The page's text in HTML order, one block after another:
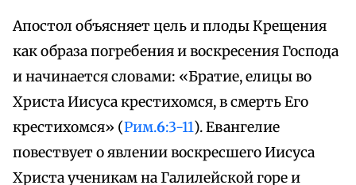
Апостол объясняет цель и плоды Крещения
как образа погребения и воскресения Господа
и начинается словами: «Братие, елицы во
Христа Иисуса крестихомся, в смерть Его
крестихомся» (Рим.6:3-11). Евангелие
повествует о явлении воскресшего Иисуса
Христа ученикам на Галилейской горе и